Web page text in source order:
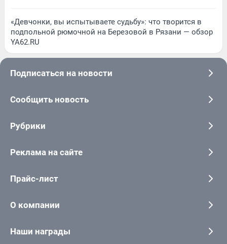
«Девчонки, вы испытываете судьбу»: что творится в
подпольной рюмочной на Березовой в Рязани — обзор
YA62.RU
Подписаться на новости
Сообщить новость
Рубрики
Реклама на сайте
Прайс-лист
О компании
Наши награды